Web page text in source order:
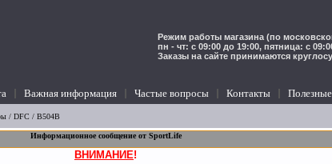
Режим работы магазина (по
пн - чт: с 09:00 до 19:00, пятница: с
Заказы на сайте принимаются
Важная информация Частые вопросы Контакты
/ DFC / B504B
Информационное сообщение от SportLife
ВНИМАНИЕ!